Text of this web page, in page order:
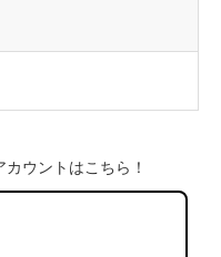
ウントはこちら！